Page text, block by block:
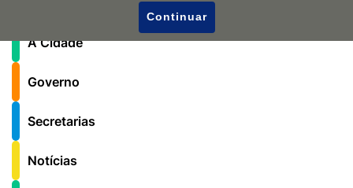
A Cidade
Governo
Secretarias
Notícias
Continuar